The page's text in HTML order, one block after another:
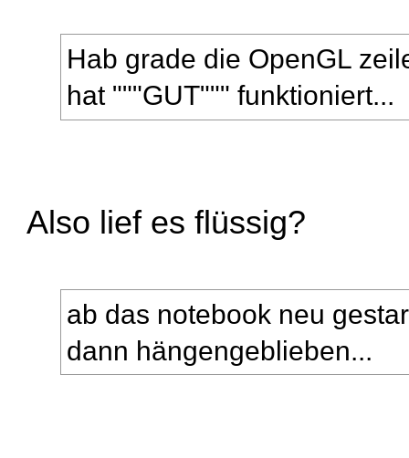
Hab grade die OpenGL
hat """GUT""" funktioniert...
Also lief es flüssig?
ab das notebook neu
dann hängengeblieben...